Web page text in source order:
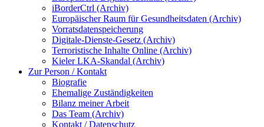
iBorderCtrl (Archiv)
Europäischer Raum für Gesundheitsdaten (Archiv)
Vorratsdatenspeicherung
Digitale-Dienste-Gesetz (Archiv)
Terroristische Inhalte Online (Archiv)
Kieler LKA-Skandal (Archiv)
Zur Person / Kontakt
Biografie
Ehemalige Zuständigkeiten
Bilanz meiner Arbeit
Das Team (Archiv)
Kontakt / Datenschutz